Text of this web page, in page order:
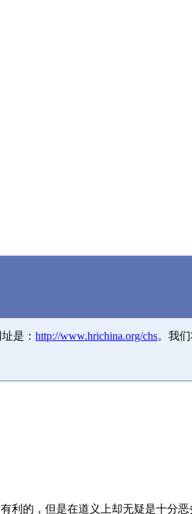
是： http://www.hrichina.org/chs。我
的，但是在道义上却无疑是十分